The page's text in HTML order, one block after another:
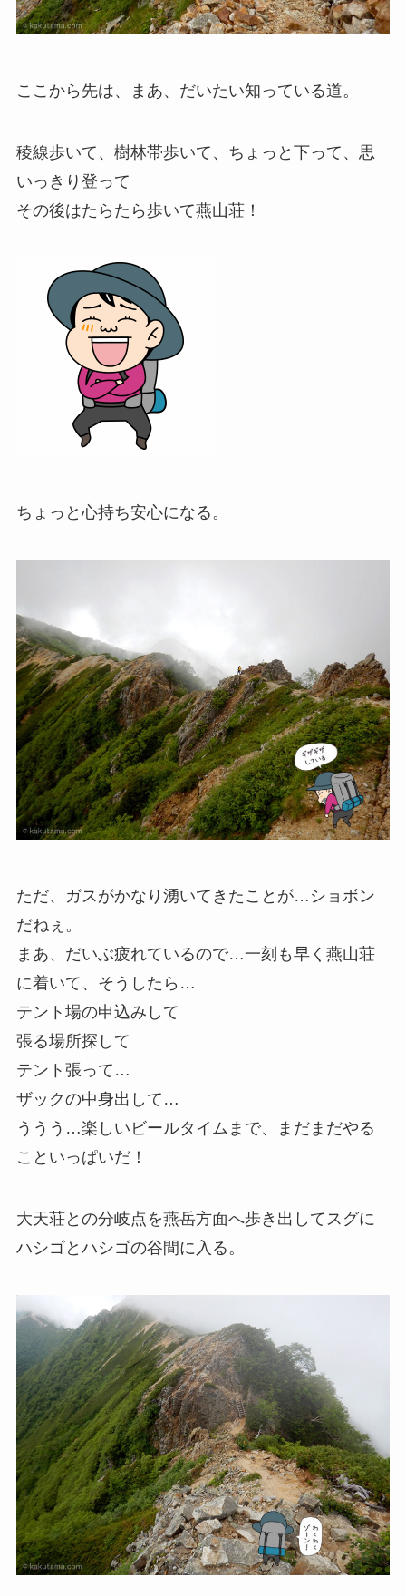
ここから先は、まあ、だいたい知っている道。
稜線歩いて、樹林帯歩いて、ちょっと下って、思
いっきり登って
その後はたらたら歩いて燕山荘！
ちょっと心持ち安心になる。
ただ、ガスがかなり湧いてきたことが…ショボン
だねぇ。
まあ、だいぶ疲れているので…一刻も早く燕山荘
に着いて、そうしたら…
テント場の申込みして
張る場所探して
テント張って…
ザックの中身出して…
ううう…楽しいビールタイムまで、まだまだやる
こといっぱいだ！
大天荘との分岐点を燕岳方面へ歩き出してスグに
ハシゴとハシゴの谷間に入る。